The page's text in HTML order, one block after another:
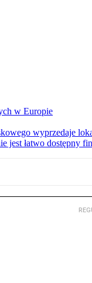
w Europie
wyprzedaje
jest łatwo dostępny